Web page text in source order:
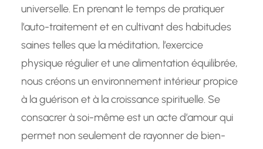
universelle. En prenant le temps de pratiquer
l’auto-traitement et en cultivant des habitudes
saines telles que la méditation, l’exercice
physique régulier et une alimentation équilibrée,
nous créons un environnement intérieur propice
à la guérison et à la croissance spirituelle. Se
consacrer à soi-même est un acte d’amour qui
permet non seulement de rayonner de bien-